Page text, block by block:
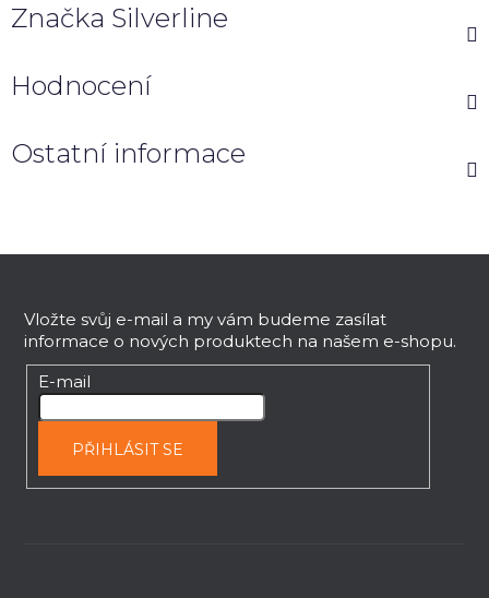
Značka Silverline
Hodnocení
Ostatní informace
Vložte svůj e-mail a my vám budeme zasílat
informace o nových produktech na našem e-shopu.
E-mail
PŘIHLÁSIT SE